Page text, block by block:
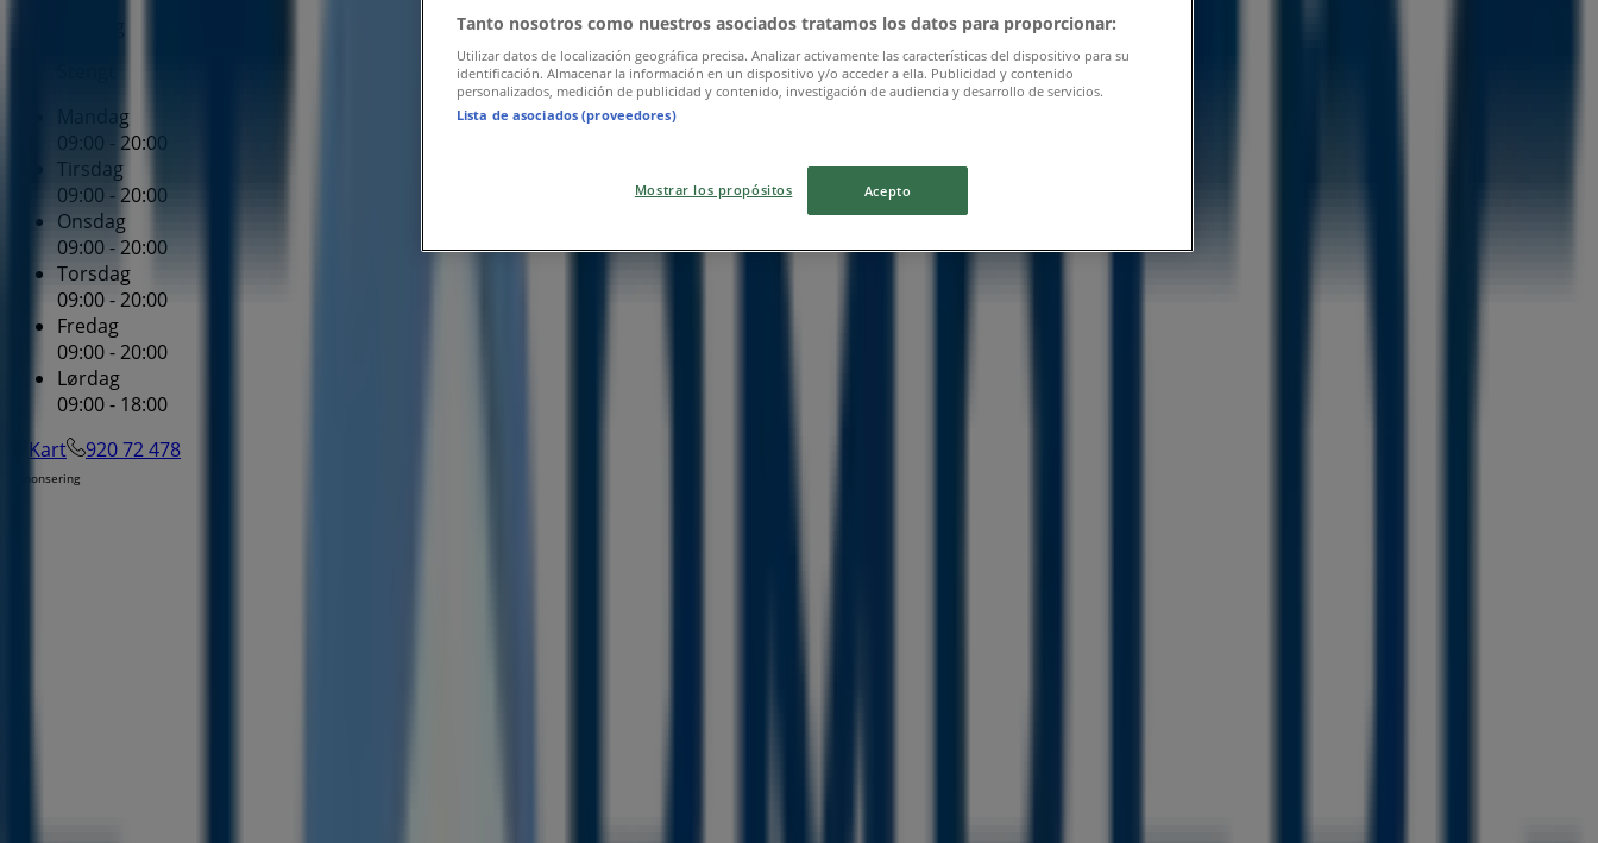
Mandag
09:00 - 20:00
Tirsdag
09:00 - 20:00
Onsdag
09:00 - 20:00
Torsdag
09:00 - 20:00
Fredag
09:00 - 20:00
Lørdag
09:00 - 18:00
Kart
920 72 478
Annonsering
Tanto nosotros como nuestros asociados tratamos los datos para proporcionar:
Utilizar datos de localización geográfica precisa. Analizar activamente las características del dispositivo para su
identificación. Almacenar la información en un dispositivo y/o acceder a ella. Publicidad y contenido
personalizados, medición de publicidad y contenido, investigación de audiencia y desarrollo de servicios.
Lista de asociados (proveedores)
Mostrar los propósitos Acepto